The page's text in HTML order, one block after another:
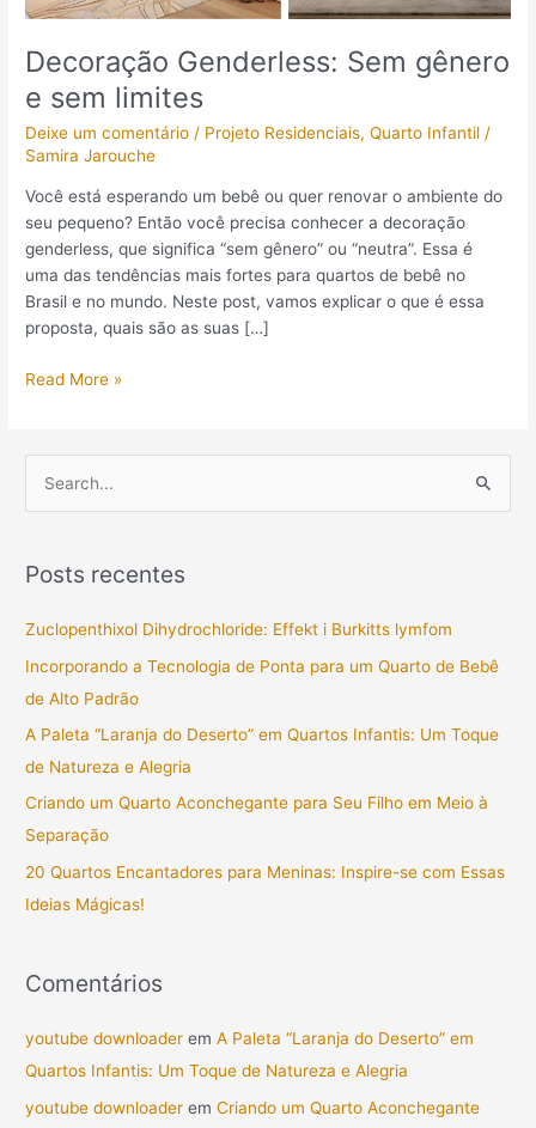
Decoração Genderless: Sem gênero
e sem limites
Deixe um comentário / Projeto Residenciais,Quarto Infantil /
Samira Jarouche
Você está esperando um bebê ou quer renovar o ambiente do
seu pequeno? Então você precisa conhecer a decoração
genderless, que significa “sem gênero” ou “neutra”. Essa é
uma das tendências mais fortes para quartos de bebê no
Brasil e no mundo. Neste post, vamos explicar o que é essa
proposta, quais são as suas […]
Read More »
q
r
p
o
r
:
Posts recentes
Zuclopenthixol Dihydrochloride: Effekt i Burkitts lymfom
Incorporando a Tecnologia de Ponta para um Quarto de Bebê
de Alto Padrão
A Paleta “Laranja do Deserto” em Quartos Infantis: Um Toque
de Natureza e Alegria
Criando um Quarto Aconchegante para Seu Filho em Meio à
Separação
20 Quartos Encantadores para Meninas: Inspire-se com Essas
Ideias Mágicas!
Comentários
youtube downloader emA Paleta “Laranja do Deserto” em
Quartos Infantis: Um Toque de Natureza e Alegria
youtube downloader emCriando um Quarto Aconchegante